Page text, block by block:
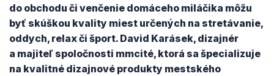
do obchodu či venčenie domáceho miláčika môžu
byť skúškou kvality miest určených na stretávanie,
oddych, relax či šport. David Karásek, dizajnér
a majiteľ spoločnosti mmcité, ktorá sa špecializuje
na kvalitné dizajnové produkty mestského